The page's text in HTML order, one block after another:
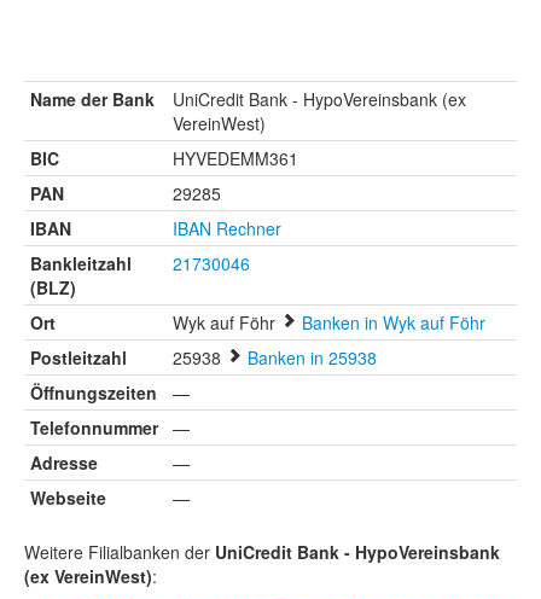
Name der Bank
UniCredit Bank - HypoVereinsbank (ex
VereinWest)
BIC
HYVEDEMM361
PAN
29285
IBAN
IBAN Rechner
Bankleitzahl
(BLZ)
21730046
Ort Wyk auf Föhr
Banken in Wyk auf Föhr
Postleitzahl
25938
Banken in 25938
Öffnungszeiten
—
Telefonnummer —
Adresse
—
Webseite
—
Weitere Filialbanken der UniCredit Bank - HypoVereinsbank
(ex VereinWest):